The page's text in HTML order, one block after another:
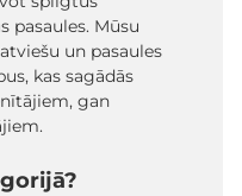
pasaules. Mūsu
un pasaules
kas sagādās
gan